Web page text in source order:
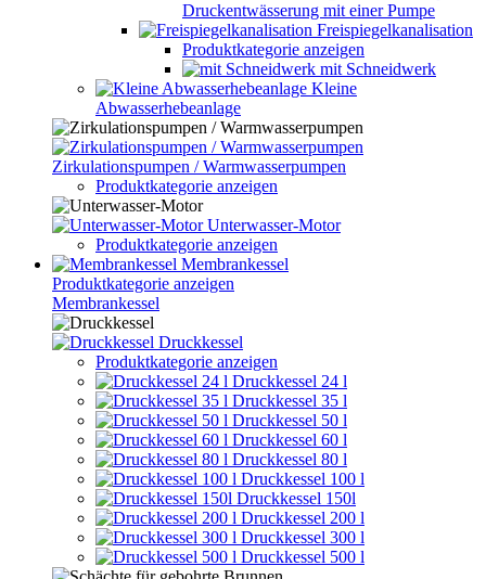
Druckentwässerung mit einer Pumpe
Freispiegelkanalisation
Produktkategorie anzeigen
mit Schneidwerk
Kleine
Abwasserhebeanlage
Zirkulationspumpen / Warmwasserpumpen
Produktkategorie anzeigen
Unterwasser-Motor
Produktkategorie anzeigen
Membrankessel
Produktkategorie anzeigen
Membrankessel
Druckkessel
Produktkategorie anzeigen
Druckkessel 24 l
Druckkessel 35 l
Druckkessel 50 l
Druckkessel 60 l
Druckkessel 80 l
Druckkessel 100 l
Druckkessel 150l
Druckkessel 200 l
Druckkessel 300 l
Druckkessel 500 l